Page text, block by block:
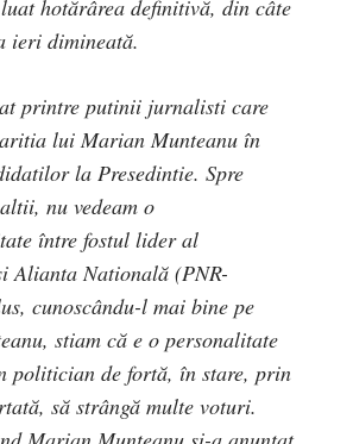
hotărârea definitivă, din câte
ieri dimineată.
printre putinii jurnalisti care
lui Marian Munteanu în
la Presedintie. Spre
nu vedeam o
între fostul lider al
Alianta Natională (PNR-
cunoscându-l mai bine pe
stiam că e o personalitate
politician de fortă, în stare, prin
să strângă multe voturi.